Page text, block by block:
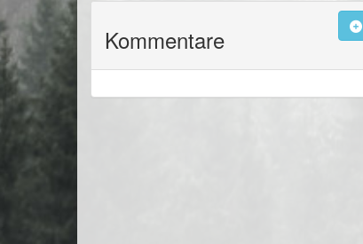
Kommentare